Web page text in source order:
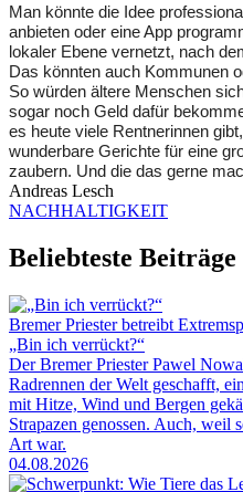
Man könnte die Idee
anbieten oder eine App
lokaler Ebene vernetzt, nach
Das könnten auch Kommunen
So würden ältere Menschen
sogar noch Geld dafür
es heute viele Rentnerinnen
wunderbare Gerichte für eine
zaubern. Und die das gerne
Andreas Lesch
NACHHALTIGKEIT
Beliebteste Beiträge
Bremer Priester betreibt
„Bin ich verrückt?“
Der Bremer Priester Pawel
Radrennen der Welt geschafft,
mit Hitze, Wind und Bergen
Strapazen genossen. Auch, weil
Art war.
04.08.2026